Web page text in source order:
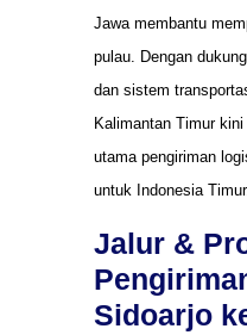
Jawa membantu
pulau. Dengan
dan sistem
Kalimantan Timur
utama pengiriman
untuk Indonesia
Jalur &
Sidoarjo